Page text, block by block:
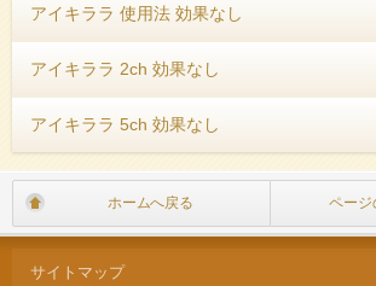
アイキララ 使用法 効果なし
アイキララ 2ch 効果なし
アイキララ 5ch 効果なし
ホームへ戻る ページ
サイトマップ